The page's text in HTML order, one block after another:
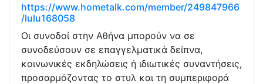
https://www.hometalk.com/member/249847966
/lulu168058
Οι συνοδοί στην Αθήνα μπορούν να σε
συνοδεύσουν σε επαγγελματικά δείπνα,
κοινωνικές εκδηλώσεις ή ιδιωτικές συναντήσεις,
προσαρμόζοντας το στυλ και τη συμπεριφορά